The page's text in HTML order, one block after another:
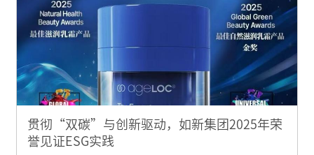
贯彻“双碳”与创新驱动，如新集团2025年荣
誉见证ESG实践